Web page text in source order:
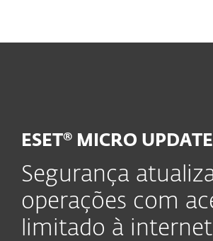
ESET® MICRO
Segurança
operações com
limitado à internet